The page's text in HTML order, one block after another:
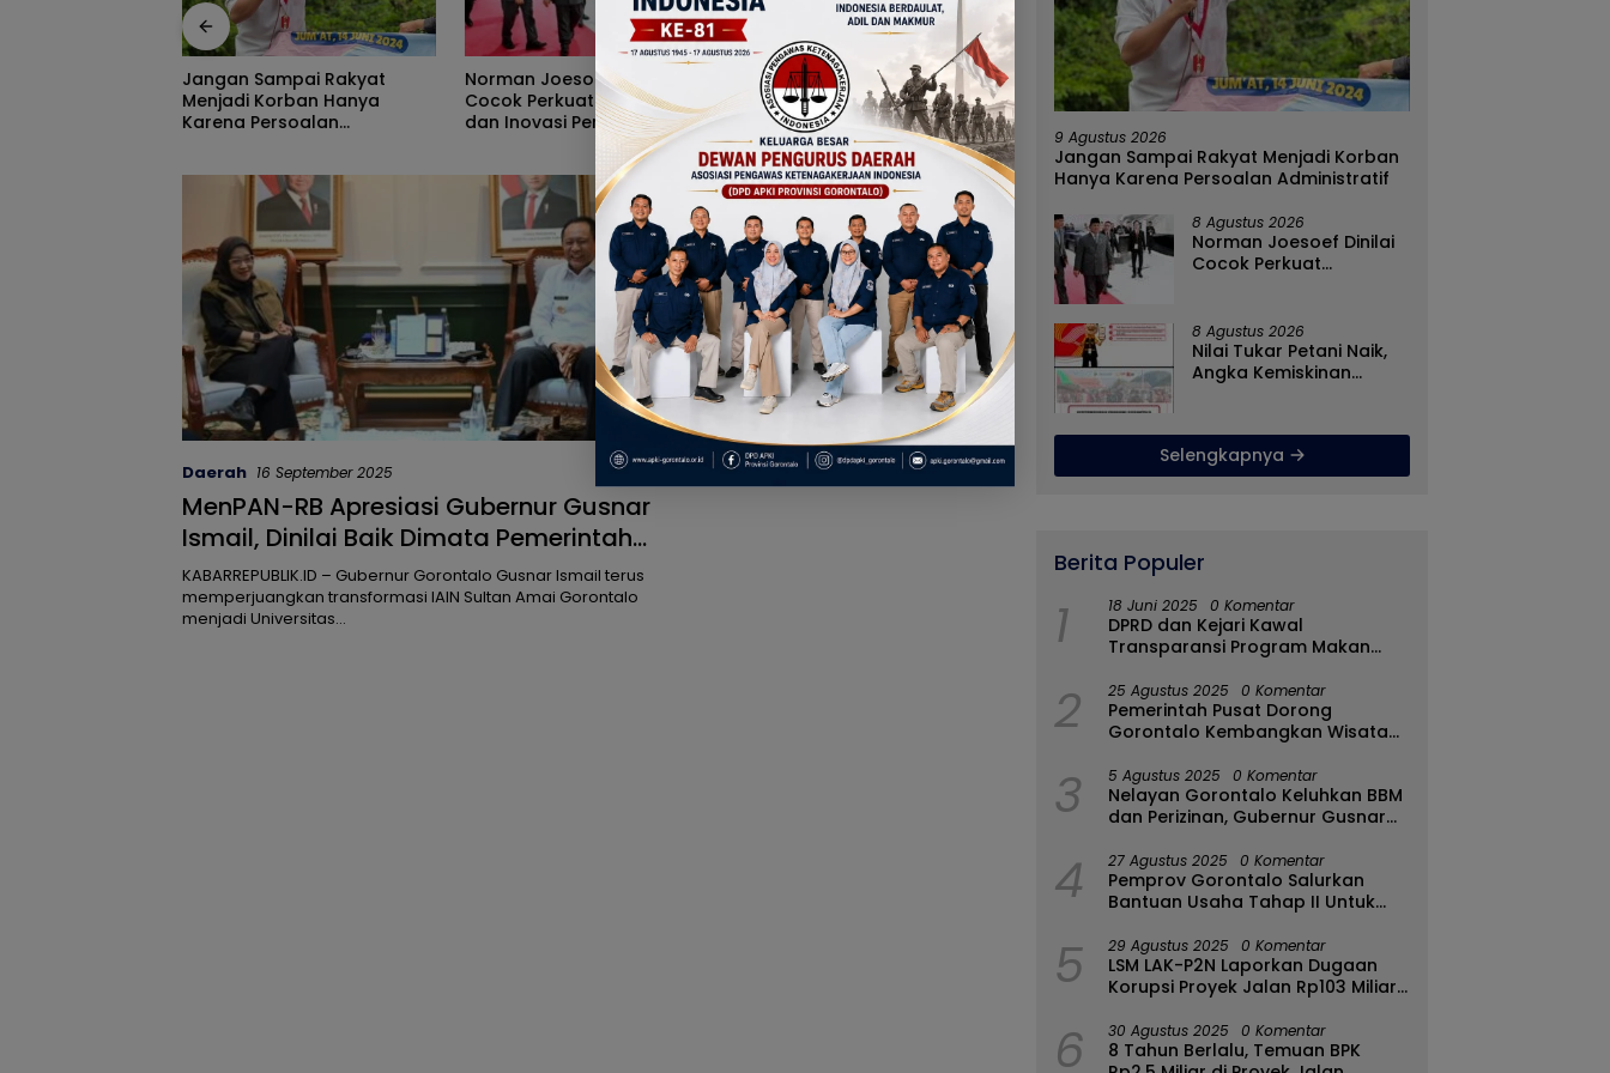
Norman Joesoef Dinilai
Cocok Perkuat Regenerasi
dan Inovasi Pertahanan
Nilai Tukar Petani Naik,
Angka Kemiskinan Turun,
Program Gusnar-Idah Jadi
Penggerak Ekonomi Dan
Dinikmati Masyarakat
Peran Pemerintah On The
Track, Pertumbuhan
Ekonomi Stabil Ditengah
Efisiensi Anggaran
Tanpa Kehadiran Wali Kota,
Pemprov Salurkan Rp987
UMKM Kota Gorontalo
Cegah Penyebaran
IRET, Satgaswil Gorontalo
Daerah 16 September 2025
MenPAN-RB Apresiasi Gubernur Gusnar
Ismail, Dinilai Baik Dimata Pemerintah
Pusat
KABARREPUBLIK.ID – Gubernur Gorontalo Gusnar Ismail terus
memperjuangkan transformasi IAIN Sultan Amai Gorontalo
menjadi Universitas…
9 Agustus 2026
Jangan Sampai Rakyat Menjadi Korban
Hanya Karena Persoalan Administratif
8 Agustus 2026
Norman Joesoef Dinilai
Cocok Perkuat
8 Agustus 2026
Nilai Tukar Petani Naik,
Angka Kemiskinan
Ekonomi Dan Dinikmati
Masyarakat
Selengkapnya
Berita Populer
1 18 Juni 2025 0 Komentar
DPRD dan Kejari Kawal
Transparansi Program Makan
2 25 Agustus 2025 0 Komentar
Pemerintah Pusat Dorong
Gorontalo Kembangkan Wisata
3 5 Agustus 2025 0 Komentar
Nelayan Gorontalo Keluhkan BBM
dan Perizinan, Gubernur Gusnar
4 27 Agustus 2025 0 Komentar
Pemprov Gorontalo Salurkan
Bantuan Usaha Tahap II Untuk
Bulango
5 29 Agustus 2025 0 Komentar
LSM LAK-P2N Laporkan Dugaan
Korupsi Proyek Jalan Rp103 Miliar
6 30 Agustus 2025 0 Komentar
8 Tahun Berlalu, Temuan BPK